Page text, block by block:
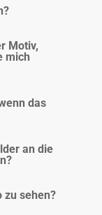
Motiv,
mich
das
an die
zu sehen?